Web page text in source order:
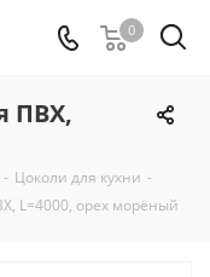
0
ПВХ,
- Цоколи для кухни -
L=4000, орех морёный